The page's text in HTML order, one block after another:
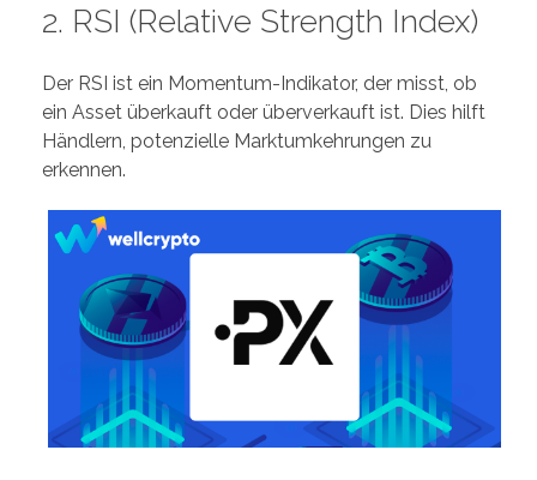
2. RSI (Relative Strength Index)
Der RSI ist ein Momentum-Indikator, der misst, ob
ein Asset überkauft oder überverkauft ist. Dies hilft
Händlern, potenzielle Marktumkehrungen zu
erkennen.